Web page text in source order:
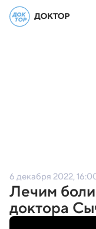
6 декабря 2022,
Лечим
доктора